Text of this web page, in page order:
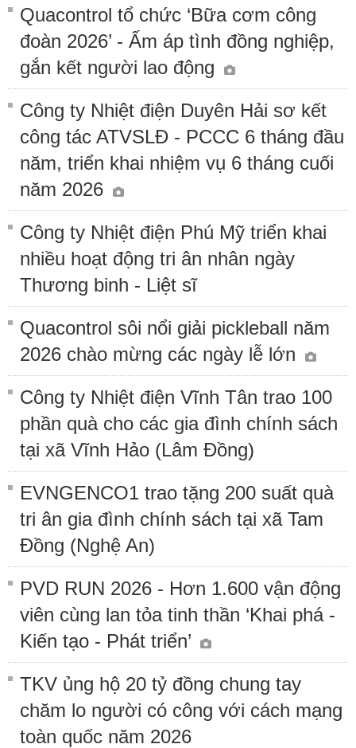
Quacontrol tổ chức ‘Bữa cơm công
đoàn 2026’ - Ấm áp tình đồng nghiệp,
gắn kết người lao động
Công ty Nhiệt điện Duyên Hải sơ kết
công tác ATVSLĐ - PCCC 6 tháng đầu
năm, triển khai nhiệm vụ 6 tháng cuối
năm 2026
Công ty Nhiệt điện Phú Mỹ triển khai
nhiều hoạt động tri ân nhân ngày
Thương binh - Liệt sĩ
Quacontrol sôi nổi giải pickleball năm
2026 chào mừng các ngày lễ lớn
Công ty Nhiệt điện Vĩnh Tân trao 100
phần quà cho các gia đình chính sách
tại xã Vĩnh Hảo (Lâm Đồng)
EVNGENCO1 trao tặng 200 suất quà
tri ân gia đình chính sách tại xã Tam
Đồng (Nghệ An)
PVD RUN 2026 - Hơn 1.600 vận động
viên cùng lan tỏa tinh thần ‘Khai phá -
Kiến tạo - Phát triển’
TKV ủng hộ 20 tỷ đồng chung tay
chăm lo người có công với cách mạng
toàn quốc năm 2026